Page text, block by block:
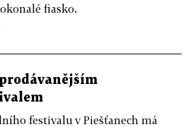
fiasko.
festivalu v Piešťanech má